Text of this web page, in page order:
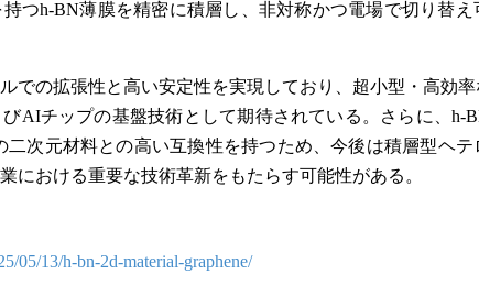
つh-BN薄膜を精密に積層し、非対称かつ電場で切り替
での拡張性と高い安定性を実現しており、超小型・高効
AIチップの基盤技術として期待されている。さらに、h-
二次元材料との高い互換性を持つため、今後は積層型ヘ
における重要な技術革新をもたらす可能性がある。
05/13/h-bn-2d-material-graphene/